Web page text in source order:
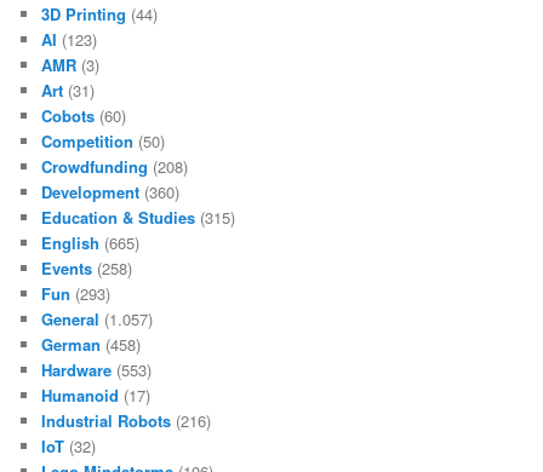
3D Printing (44)
AI (123)
AMR (3)
Art (31)
Cobots (60)
Competition (50)
Crowdfunding (208)
Development (360)
Education & Studies (315)
English (665)
Events (258)
Fun (293)
General (1.057)
German (458)
Hardware (553)
Humanoid (17)
Industrial Robots (216)
IoT (32)